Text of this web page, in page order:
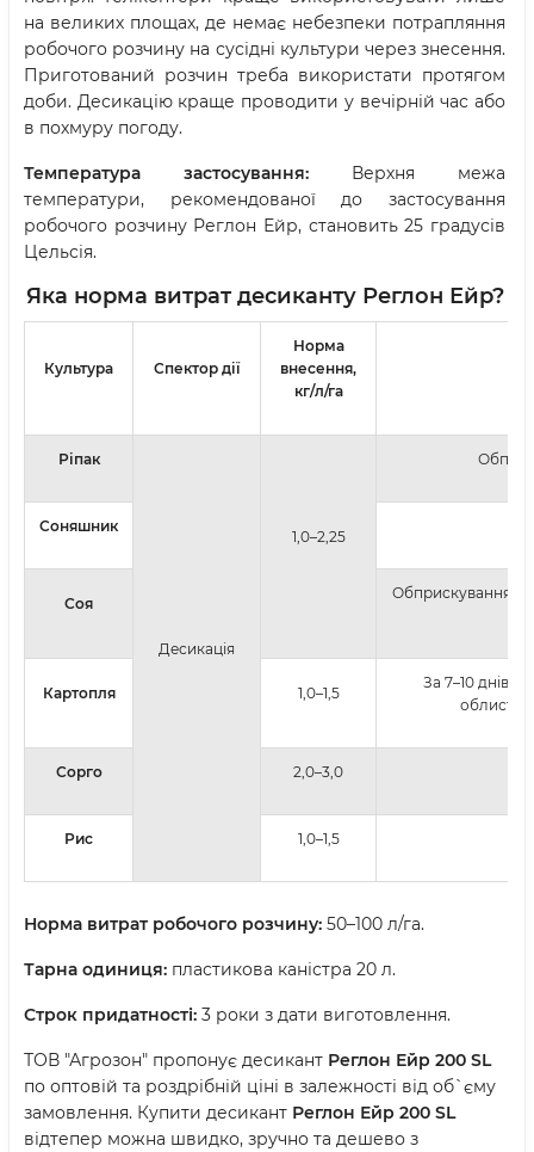
на великих площах, де немає небезпеки потрапляння
робочого розчину на сусідні культури через знесення.
Приготований розчин треба використати протягом
доби. Десикацію краще проводити у вечірній час або
в похмуру погоду.
Температура застосування: Верхня межа
температури, рекомендованої до застосування
робочого розчину Реглон Ейр, становить 25 градусів
Цельсія.
Яка норма витрат десиканту Реглон Ейр?
Культура Спектор дії
Норма
внесення,
кг/л/га
Ріпак
Десикація
1,0–2,25
Соняшник
Соя
Обприскування
Картопля 1,0–1,5
За 7–10 днів
Сорго 2,0–3,0
Рис 1,0–1,5
Норма витрат робочого розчину: 50–100 л/га.
Тарна одиниця: пластикова каністра 20 л.
Строк придатності: 3 роки з дати виготовлення.
ТОВ "Агрозон" пропонує десикант Реглон Ейр 200 SL
по оптовій та роздрібній ціні в залежності від об`єму
замовлення. Купити десикант Реглон Ейр 200 SL
відтепер можна швидко, зручно та дешево з